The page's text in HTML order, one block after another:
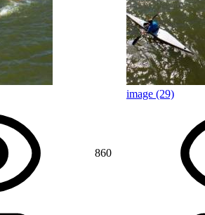
860
image (29)